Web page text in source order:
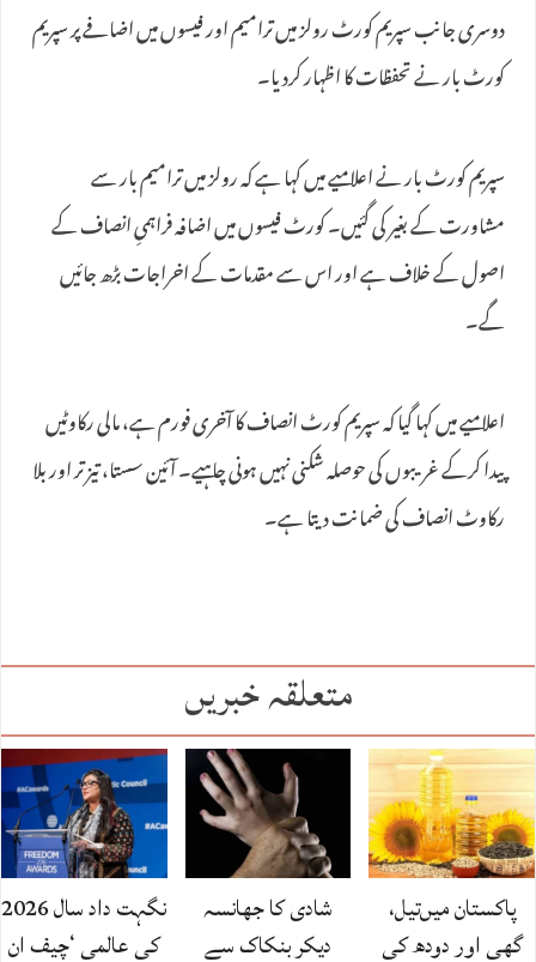
دوسری جانب سپریم کورٹ رولز میں ترامیم اور فیسوں میں اضافے پر سپریم
کورٹ بار نے تحفظات کا اظہار کردیا۔
سپریم کورٹ بار نے اعلامیے میں کہا ہے کہ رولز میں ترامیم بار سے
مشاورت کے بغیر کی گئیں۔ کورٹ فیسوں میں اضافہ فراہمیِ انصاف کے
اصول کے خلاف ہے اور اس سے مقدمات کے اخراجات بڑھ جائیں
گے۔
اعلامیے میں کہا گیا کہ سپریم کورٹ انصاف کا آخری فورم ہے، مالی رکاوٹیں
پیدا کرکے غریبوں کی حوصلہ شکنی نہیں ہونی چاہیے۔ آئین سستا، تیز تر اور بلا
رکاوٹ انصاف کی ضمانت دیتا ہے۔
متعلقہ خبریں
پاکستان میں‌تیل،
گھی اور دودھ کی
شادی کا جھانسہ
دیکر بنکاک سے
نگہت داد سال 2026
کی عالمی ‘چیف ان